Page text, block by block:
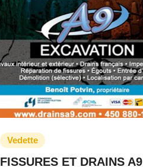
FISSURES ET DRAINS A9